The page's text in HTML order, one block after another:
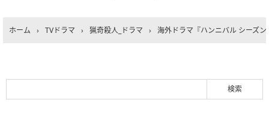
ホーム › TVドラマ › 猟奇殺人_ドラマ › 海外ドラマ『ハンニバル シーズ